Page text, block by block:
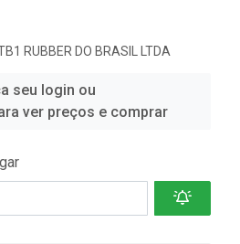
RUBBER DO BRASIL LTDA
seu login ou
ver preços e comprar